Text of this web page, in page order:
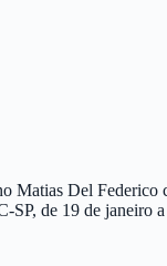
Matias Del Federico
de 19 de